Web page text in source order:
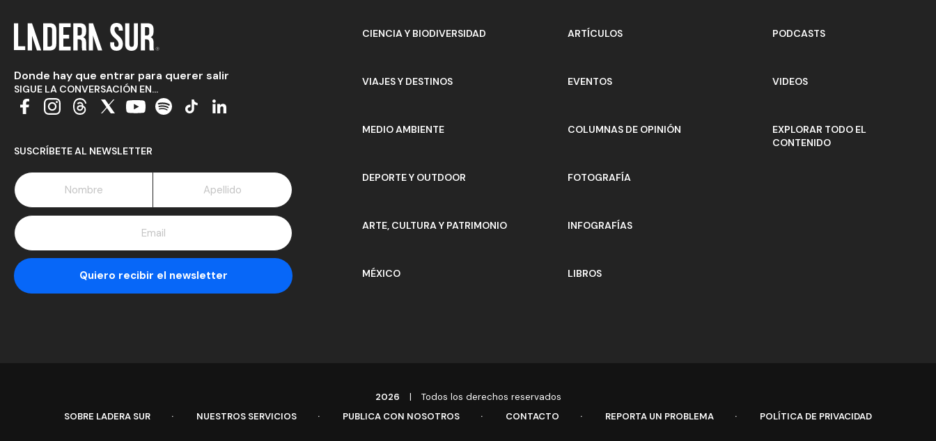
Donde hay que entrar para querer salir
SIGUE LA CONVERSACIÓN EN...
SUSCRÍBETE AL NEWSLETTER
CIENCIA Y BIODIVERSIDAD
VIAJES Y DESTINOS
MEDIO AMBIENTE
DEPORTE Y OUTDOOR
ARTE, CULTURA Y PATRIMONIO
MÉXICO
ARTÍCULOS
EVENTOS
COLUMNAS DE OPINIÓN
FOTOGRAFÍA
INFOGRAFÍAS
LIBROS
PODCASTS
VIDEOS
EXPLORAR TODO EL
CONTENIDO
2026 |
Todos los derechos reservados
SOBRE LADERA SUR
NUESTROS SERVICIOS PUBLICA CON NOSOTROS CONTACTO REPORTA UN PROBLEMA POLÍTICA DE PRIVACIDAD